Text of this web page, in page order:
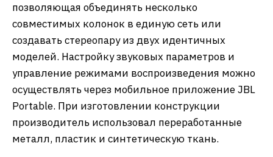
позволяющая объединять несколько
совместимых колонок в единую сеть или
создавать стереопару из двух идентичных
моделей. Настройку звуковых параметров и
управление режимами воспроизведения можно
осуществлять через мобильное приложение JBL
Portable. При изготовлении конструкции
производитель использовал переработанные
металл, пластик и синтетическую ткань.